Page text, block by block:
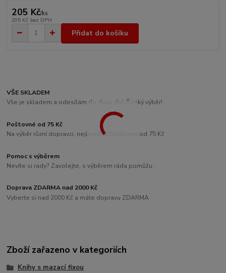
205 Kč/ks
205 Kč bez DPH
Přidat do košíku
VŠE SKLADEM
Vše je skladem a odesílám do dvou dní. Široký výběr!
Poštovné od 75 Kč
Na výběr různí dopravci, nejlevnější Balíkovna od 75 Kč
Pomoc s výběrem
Nevíte si rady? Zavolejte, s výběrem ráda pomůžu.
Doprava ZDARMA nad 2000 Kč
Vyberte si nad 2000 Kč a máte dopravu ZDARMA
Zboží zařazeno v kategoriích
Knihy s mazací fixou